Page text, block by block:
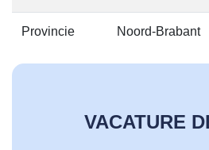
Provincie Noord-Brabant
VACATURE